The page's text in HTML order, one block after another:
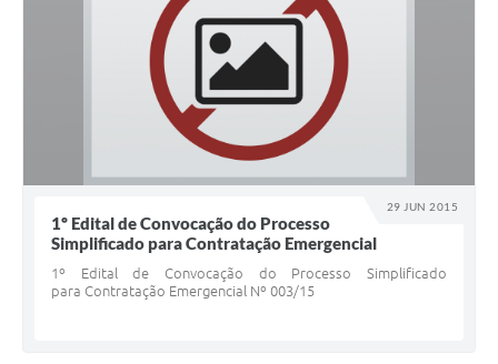
29 JUN 2015
1º Edital de Convocação do Processo
Simplificado para Contratação Emergencial
1º Edital de Convocação do Processo Simplificado
para Contratação Emergencial Nº 003/15